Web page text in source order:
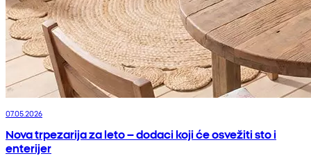
07.05.2026
Nova trpezarija za leto – dodaci koji će osvežiti sto i
enterijer